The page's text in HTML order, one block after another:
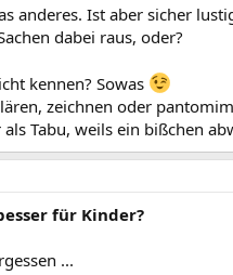
anderes. Ist aber sicher
dabei raus, oder?
kennen? Sowas
zeichnen oder
Tabu, weils ein bißchen
für Kinder?
...